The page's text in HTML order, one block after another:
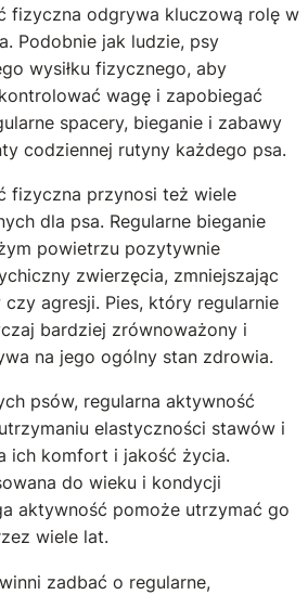
fizyczna odgrywa kluczową rolę w
Podobnie jak ludzie, psy
wysiłku fizycznego, aby
wagę i zapobiegać
spacery, bieganie i zabawy
codziennej rutyny każdego psa.
fizyczna przynosi też wiele
dla psa. Regularne bieganie
powietrzu pozytywnie
zwierzęcia, zmniejszając
agresji. Pies, który regularnie
bardziej zrównoważony i
na jego ogólny stan zdrowia.
psów, regularna aktywność
elastyczności stawów i
ich komfort i jakość życia.
do wieku i kondycji
aktywność pomoże utrzymać go
wiele lat.
zadbać o regularne,